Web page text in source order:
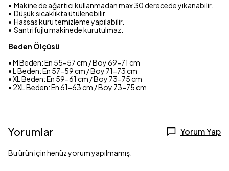
•⁠ ⁠Makine de ağartıcı kullanmadan max 30 derecede yıkanabilir.
•⁠ ⁠Düşük sıcaklıkta ütülenebilir.
•⁠ ⁠Hassas kuru temizleme yapılabilir.
•⁠ ⁠Santrifujlu makinede kurutulmaz.
Beden Ölçüsü
• M Beden: En 55-57 cm / Boy 69-71 cm
• L Beden: En 57-59 cm / Boy 71-73 cm
• XL Beden: En 59-61 cm / Boy 73-75 cm
• 2XL Beden: En 61-63 cm / Boy 73-75 cm
Yorumlar Yorum Yap
Bu ürün için henüz yorum yapılmamış.